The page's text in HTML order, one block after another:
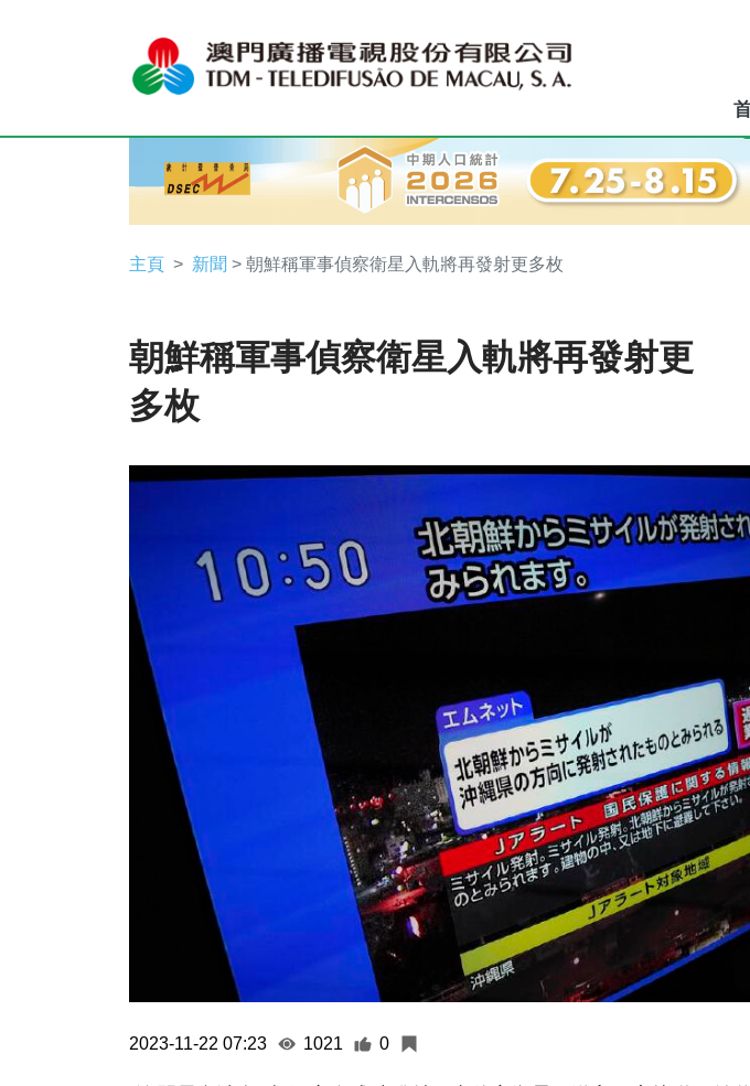
主頁 新聞 > 朝鮮稱軍事偵察衛星入軌將再發射更多枚
朝鮮稱軍事偵察衛星入軌將再發射更
多枚
2023-11-22 07:23 1021 0